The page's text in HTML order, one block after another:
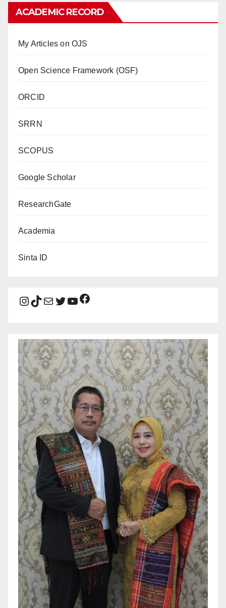
ACADEMIC RECORD
My Articles on OJS
Open Science Framework (OSF)
ORCID
SRRN
SCOPUS
Google Scholar
ResearchGate
Academia
Sinta ID
Instagram
TikTok
MailTwitter
YouTube
Facebook